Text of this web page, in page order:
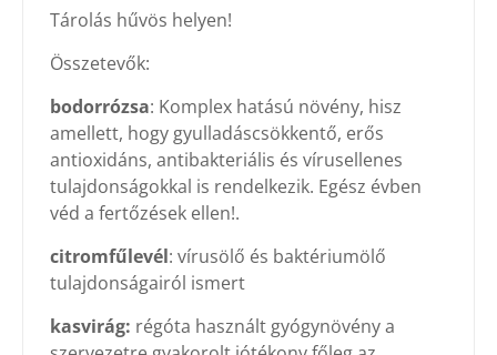
Tárolás hűvös helyen!
Összetevők:
bodorrózsa: Komplex hatású növény, hisz
amellett, hogy gyulladáscsökkentő, erős
antioxidáns, antibakteriális és vírusellenes
tulajdonságokkal is rendelkezik. Egész évben
véd a fertőzések ellen!.
citromfűlevél: vírusölő és baktériumölő
tulajdonságairól ismert
kasvirág: régóta használt gyógynövény a